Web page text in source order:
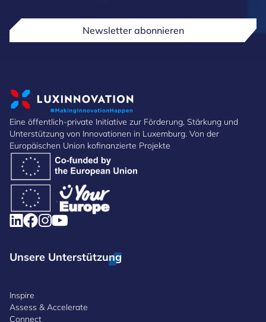
Newsletter abonnieren
Eine öffentlich-private Initiative zur Förderung, Stärkung und
Unterstützung von Innovationen in Luxemburg. Von der
Europäischen Union kofinanzierte Projekte
Unsere Unterstützung
Inspire
Assess & Accelerate
Connect